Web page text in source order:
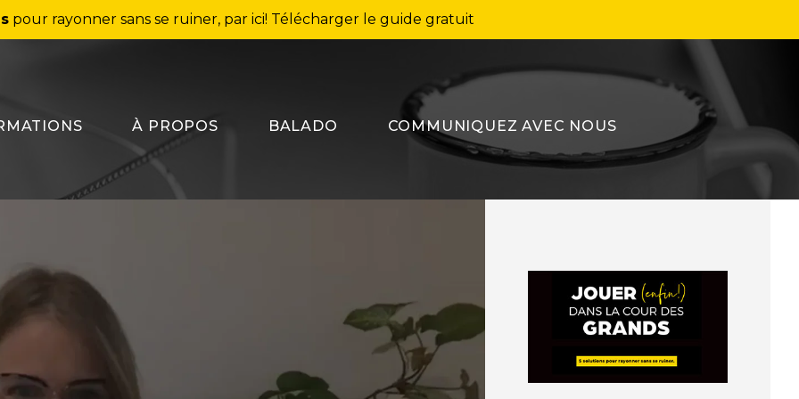
pour rayonner sans se ruiner, par ici! Télécharger le guide gratuit
À PROPOS BALADO COMMUNIQUEZ AVEC NOUS